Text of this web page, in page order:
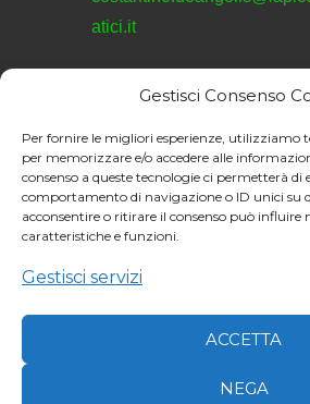
Gestisci Consenso
Per fornire le migliori esperienze, utilizziamo
per memorizzare e/o accedere alle
consenso a queste tecnologie ci permetterà di
comportamento di navigazione o ID unici su
acconsentire o ritirare il consenso può influire
caratteristiche e funzioni.
Gestisci servizi
ACCETTA
NEGA
atici.it
REVISIONI
La Picena Pneumatici
Junior Web
Momentaneamente NON E' POSSIBILE